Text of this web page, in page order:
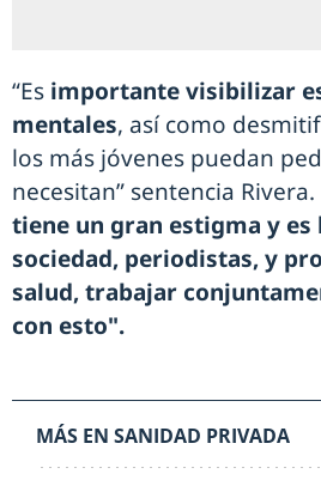
“Es importante visibilizar
mentales, así como
los más jóvenes puedan
necesitan” sentencia Rivera.
tiene un gran estigma y es
sociedad, periodistas, y
salud, trabajar
con esto".
MÁS EN SANIDAD PRIVADA